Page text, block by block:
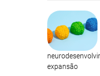
expansão